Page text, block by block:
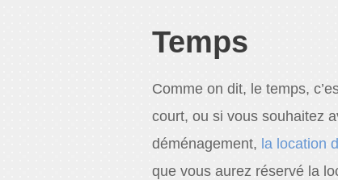
Temps
Comme on dit, le temps,
court, ou si vous souhaitez
déménagement, la location
que vous aurez réservé la